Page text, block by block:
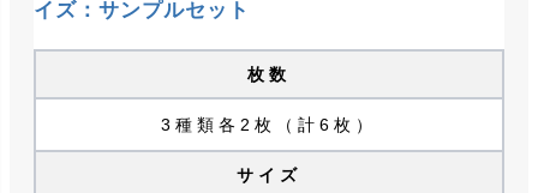
イズ：サンプルセット
枚数
3種類各2枚（計6枚）
サイズ